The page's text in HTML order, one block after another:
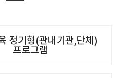
정기형(관내기관,단체)
프로그램